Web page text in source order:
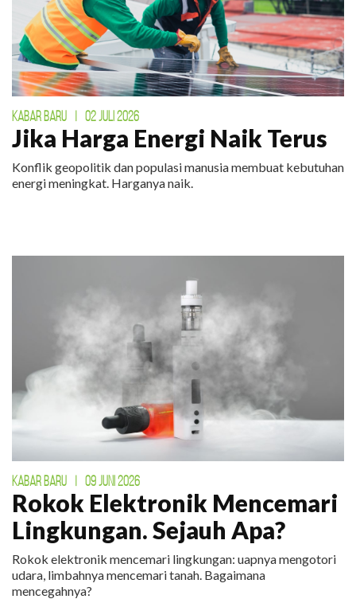
KABAR BARU | 02 JULI 2026
Jika Harga Energi Naik Terus
Konflik geopolitik dan populasi manusia membuat kebutuhan
energi meningkat. Harganya naik.
KABAR BARU | 09 JUNI 2026
Rokok Elektronik Mencemari
Lingkungan. Sejauh Apa?
Rokok elektronik mencemari lingkungan: uapnya mengotori
udara, limbahnya mencemari tanah. Bagaimana
mencegahnya?